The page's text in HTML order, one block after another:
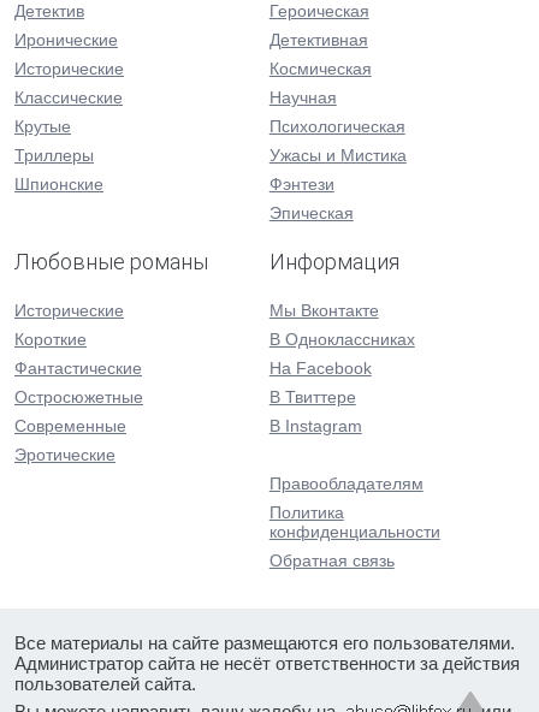
Детектив
Иронические
Исторические
Классические
Крутые
Триллеры
Шпионские
Героическая
Детективная
Космическая
Научная
Психологическая
Ужасы и Мистика
Фэнтези
Эпическая
Любовные романы
Исторические
Короткие
Фантастические
Остросюжетные
Современные
Эротические
Информация
Мы Вконтакте
В Одноклассниках
На Facebook
В Твиттере
В Instagram
Правообладателям
Политика
конфиденциальности
Обратная связь
Все материалы на сайте размещаются его пользователями.
Администратор сайта не несёт ответственности за действия
пользователей сайта.